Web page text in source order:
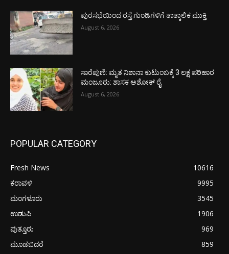
ಪುರಸಭೆಯಿಂದ ರಸ್ತೆ ಗುಂಡಿಗಳಿಗೆ ತಾತ್ಕಾಲಿಕ ಮುಕ್ತಿ
August 6, 2026
ಸಾರೆಪುಣಿ: ಮೃತ ನಿಶಾನಾ ಕುಟುಂಬಕ್ಕೆ 3 ಲಕ್ಷ ಪರಿಹಾರ
ಮಂಜೂರು: ಶಾಸಕ ಅಶೋಕ್ ರೈ
August 6, 2026
POPULAR CATEGORY
Fresh News
10616
ಕರಾವಳಿ
9995
ಮಂಗಳೂರು
3545
ಉಡುಪಿ
1906
ಪುತ್ತೂರು
969
ಮೂಡಬಿದರೆ
859